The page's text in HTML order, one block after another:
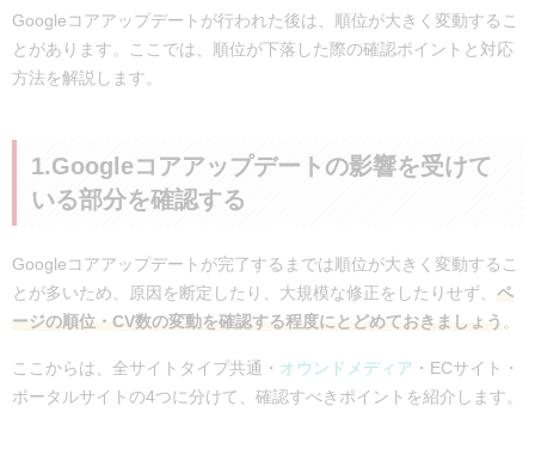
Googleコアアップデートが行われた後は、順位が大きく変動するこ
とがあります。ここでは、順位が下落した際の確認ポイントと対応
方法を解説します。
1.Googleコアアップデートの影響を受けて
いる部分を確認する
Googleコアアップデートが完了するまでは順位が大きく変動するこ
とが多いため、原因を断定したり、大規模な修正をしたりせず、 ペ
ージの順位・CV数の変動を確認する程度にとどめておきましょう 。
ここからは、全サイトタイプ共通・ オウンドメディア ・ECサイト・
ポータルサイトの4つに分けて、確認すべきポイントを紹介します。